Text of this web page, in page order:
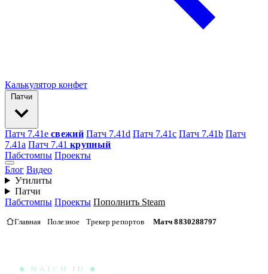
Калькулятор конфет
Патчи
Патч 7.41e свежий Патч 7.41d Патч 7.41c Патч 7.41b Патч
7.41а Патч 7.41 крупный
Пабстомпы Проекты
Блог Видео
Утилиты
Патчи
Пабстомпы Проекты Пополнить Steam
Главная Полезное Трекер репортов Матч 8830288797
◆ MATCH ID ◆